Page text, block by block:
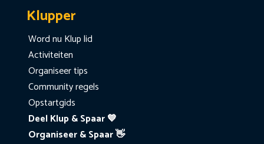
Klupper
Word nu Klup lid
Activiteiten
Organiseer tips
Community regels
Opstartgids
Deel Klup & Spaar 💙
Organiseer & Spaar 👋